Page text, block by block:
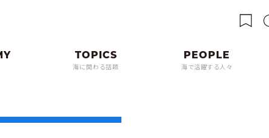
海に関わる話題 海で活躍する人々